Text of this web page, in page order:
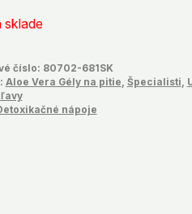
sklade
číslo: 80702-681SK
Aloe Vera Gély na pitie, Špecialisti,
nápoje